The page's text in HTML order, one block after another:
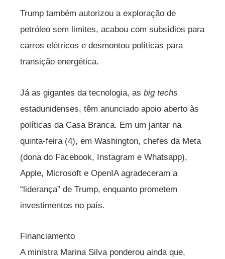
Trump também autorizou a exploração de
petróleo sem limites, acabou com subsídios para
carros elétricos e desmontou políticas para
transição energética.
Já as gigantes da tecnologia, as big techs
estadunidenses, têm anunciado apoio aberto às
políticas da Casa Branca. Em um jantar na
quinta-feira (4), em Washington, chefes da Meta
(dona do Facebook, Instagram e Whatsapp),
Apple, Microsoft e OpenIA agradeceram a
“liderança” de Trump, enquanto prometem
investimentos no país.
Financiamento
A ministra Marina Silva ponderou ainda que,